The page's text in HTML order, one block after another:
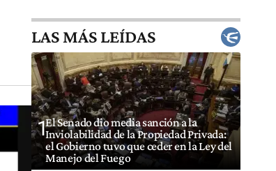
LAS MÁS LEÍDAS
1El Senado dio media sanción a la
Inviolabilidad de la Propiedad Privada:
el Gobierno tuvo que ceder en la Ley del
Manejo del Fuego